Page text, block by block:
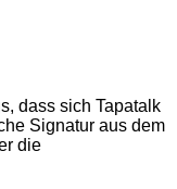
dass sich Tapatalk
Signatur aus dem
die